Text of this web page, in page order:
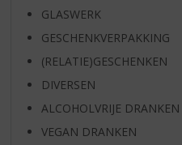
GLASWERK
GESCHENKVERPAKKING
(RELATIE)GESCHENKEN
DIVERSEN
ALCOHOLVRIJE DRANKEN
VEGAN DRANKEN